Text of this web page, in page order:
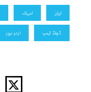
ایران امریکہ
ڈونلڈ ٹرمپ اردو نیوز